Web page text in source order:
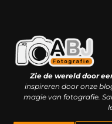
Zie de wereld door
inspireren door onze
magie van fotografie.